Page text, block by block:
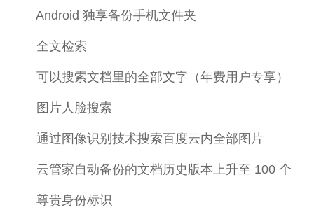
Android 独享备份手机文件夹
全文检索
可以搜索文档里的全部文字（年费用户专享）
图片人脸搜索
通过图像识别技术搜索百度云内全部图片
云管家自动备份的文档历史版本上升至 100 个
尊贵身份标识